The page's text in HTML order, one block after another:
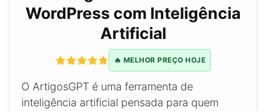
WordPress com Inteligência
Artificial
🔥 MELHOR PREÇO HOJE
O ArtigosGPT é uma ferramenta de
inteligência artificial pensada para quem